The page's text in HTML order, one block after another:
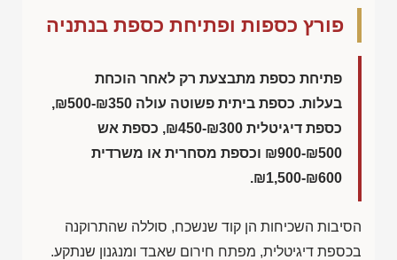
פורץ כספות ופתיחת כספת בנתניה
פתיחת כספת מתבצעת רק לאחר הוכחת
בעלות. כספת ביתית פשוטה עולה ₪500-₪350
,
כספת דיגיטלית ₪450-₪300, כספת אש
₪900-₪500 וכספת מסחרית או משרדית
₪1,500-₪600
.
הסיבות השכיחות הן קוד שנשכח, סוללה שהתרוקנה
בכספת דיגיטלית, מפתח חירום שאבד ומנגנון שנתקע.